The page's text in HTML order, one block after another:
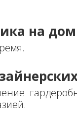
на дом